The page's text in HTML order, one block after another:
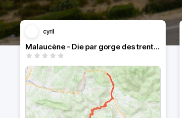
cyril
Malaucène - Die par gorge des trente pas